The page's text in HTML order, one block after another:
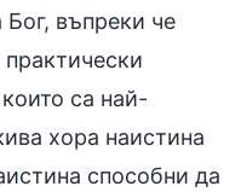
въпреки че
са най-
хора наистина
способни да